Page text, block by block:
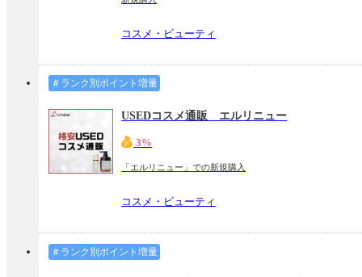
コスメ・ビューティ
＃ランク別ポイント増量
USEDコスメ通販 エルリニュー
3%
「エルリニュー」での新規購入
コスメ・ビューティ
＃ランク別ポイント増量